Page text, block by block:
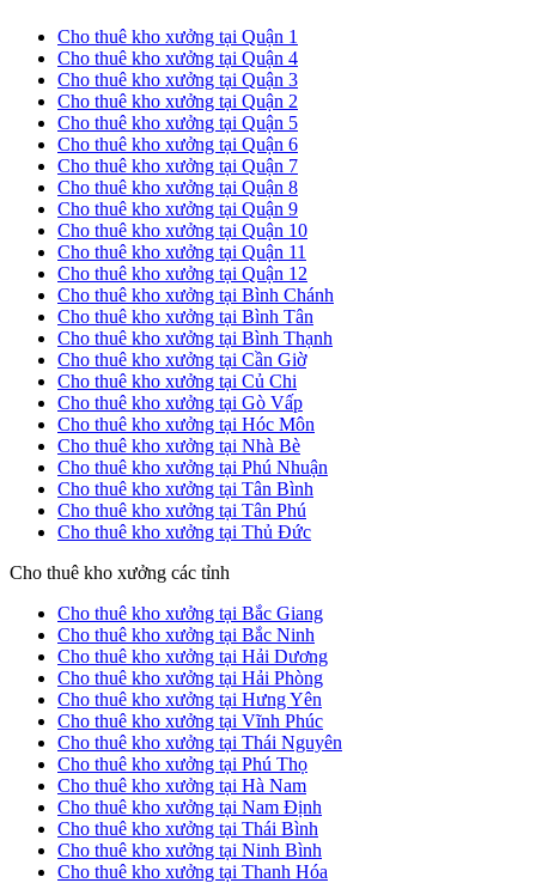
Cho thuê kho xưởng tại Quận 1
Cho thuê kho xưởng tại Quận 4
Cho thuê kho xưởng tại Quận 3
Cho thuê kho xưởng tại Quận 2
Cho thuê kho xưởng tại Quận 5
Cho thuê kho xưởng tại Quận 6
Cho thuê kho xưởng tại Quận 7
Cho thuê kho xưởng tại Quận 8
Cho thuê kho xưởng tại Quận 9
Cho thuê kho xưởng tại Quận 10
Cho thuê kho xưởng tại Quận 11
Cho thuê kho xưởng tại Quận 12
Cho thuê kho xưởng tại Bình Chánh
Cho thuê kho xưởng tại Bình Tân
Cho thuê kho xưởng tại Bình Thạnh
Cho thuê kho xưởng tại Cần Giờ
Cho thuê kho xưởng tại Củ Chi
Cho thuê kho xưởng tại Gò Vấp
Cho thuê kho xưởng tại Hóc Môn
Cho thuê kho xưởng tại Nhà Bè
Cho thuê kho xưởng tại Phú Nhuận
Cho thuê kho xưởng tại Tân Bình
Cho thuê kho xưởng tại Tân Phú
Cho thuê kho xưởng tại Thủ Đức
Cho thuê kho xưởng các tỉnh
Cho thuê kho xưởng tại Bắc Giang
Cho thuê kho xưởng tại Bắc Ninh
Cho thuê kho xưởng tại Hải Dương
Cho thuê kho xưởng tại Hải Phòng
Cho thuê kho xưởng tại Hưng Yên
Cho thuê kho xưởng tại Vĩnh Phúc
Cho thuê kho xưởng tại Thái Nguyên
Cho thuê kho xưởng tại Phú Thọ
Cho thuê kho xưởng tại Hà Nam
Cho thuê kho xưởng tại Nam Định
Cho thuê kho xưởng tại Thái Bình
Cho thuê kho xưởng tại Ninh Bình
Cho thuê kho xưởng tại Thanh Hóa